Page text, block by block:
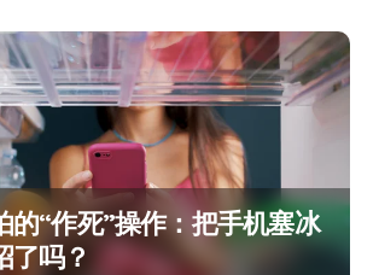
的“作死”操作：把手机塞冰
了吗？